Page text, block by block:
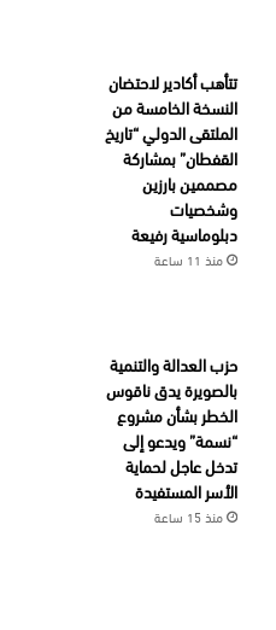
تتأهب أكادير لاحتضان
النسخة الخامسة من
الملتقى الدولي “تاريخ
القفطان” بمشاركة
مصممين بارزين
وشخصيات
دبلوماسية رفيعة
منذ 11 ساعة
حزب العدالة والتنمية
بالصويرة يدق ناقوس
الخطر بشأن مشروع
“نسمة” ويدعو إلى
تدخل عاجل لحماية
الأسر المستفيدة
منذ 15 ساعة